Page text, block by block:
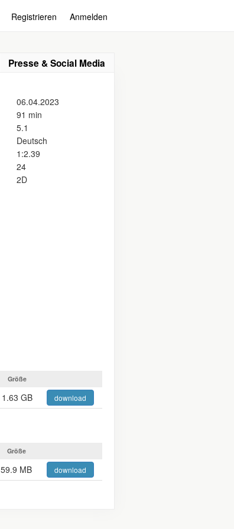
Registrieren Anmelden
Presse & Social Media
06.04.2023
91 min
5.1
Deutsch
1:2.39
24
2D
Größe
1.63 GB download
Größe
59.9 MB download